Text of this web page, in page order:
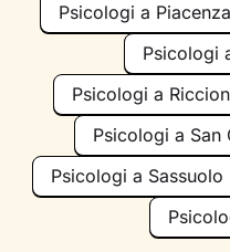
Psicologi a Piacenza
Psicologi
Psicologi a
Psicologi a San
Psicologi a Sassuolo